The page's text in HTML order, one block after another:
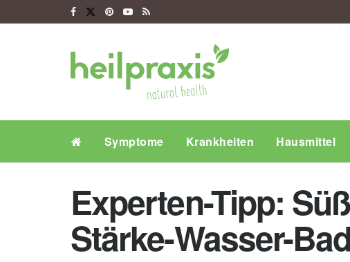
Symptome Krankheiten Hausmittel
Experten-Tipp:
Stärke-Wasser-